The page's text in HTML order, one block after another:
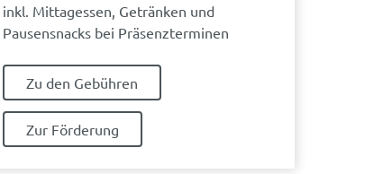
war:
1.090,00 €
ist:
990,00 €.
inkl. Mittagessen, Getränken und
Pausensnacks bei Präsenzterminen
Zu den Gebühren
Zur Förderung